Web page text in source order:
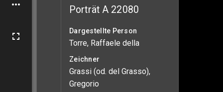
Porträt A 22080
Dargestellte Person
Torre, Raffaele della
Zeichner
Grassi (od. del Grasso),
Gregorio